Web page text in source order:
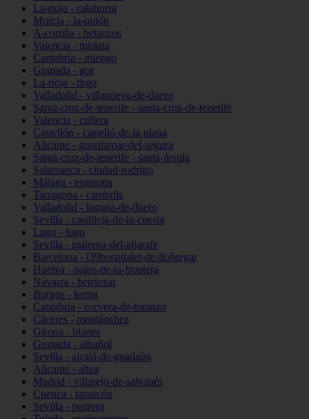
La-rioja - calahorra
Murcia - la-unión
A-coruña - betanzos
Valencia - mislata
Cantabria - miengo
Granada - gor
La-rioja - tirgo
Valladolid - villanueva-de-duero
Santa-cruz-de-tenerife - santa-cruz-de-tenerife
Valencia - cullera
Castellón - castelló-de-la-plana
Alicante - guardamar-del-segura
Santa-cruz-de-tenerife - santa-úrsula
Salamanca - ciudad-rodrigo
Málaga - estepona
Tarragona - cambrils
Valladolid - laguna-de-duero
Sevilla - castilleja-de-la-cuesta
Lugo - lugo
Sevilla - mairena-del-aljarafe
Barcelona - l39hospitalet-de-llobregat
Huelva - palos-de-la-frontera
Navarra - berriozar
Burgos - lerma
Cantabria - corvera-de-toranzo
Cáceres - montánchez
Girona - blanes
Granada - albuñol
Sevilla - alcalá-de-guadaíra
Alicante - altea
Madrid - villarejo-de-salvanés
Cuenca - tarancón
Sevilla - pedrera